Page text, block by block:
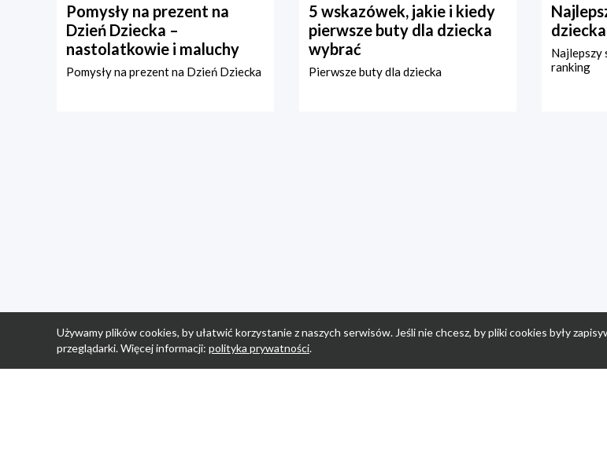
Pomysły na prezent na
Dzień Dziecka –
nastolatkowie i maluchy
Pomysły na prezent na Dzień Dziecka
5 wskazówek, jakie i kiedy
pierwsze buty dla dziecka
wybrać
Pierwsze buty dla dziecka
Najlepszy
ranking
Używamy plików cookies, by ułatwić korzystanie z naszych serwisów. Jeśli nie chcesz, by pliki cookies były
przeglądarki. Więcej informacji: polityka prywatności.